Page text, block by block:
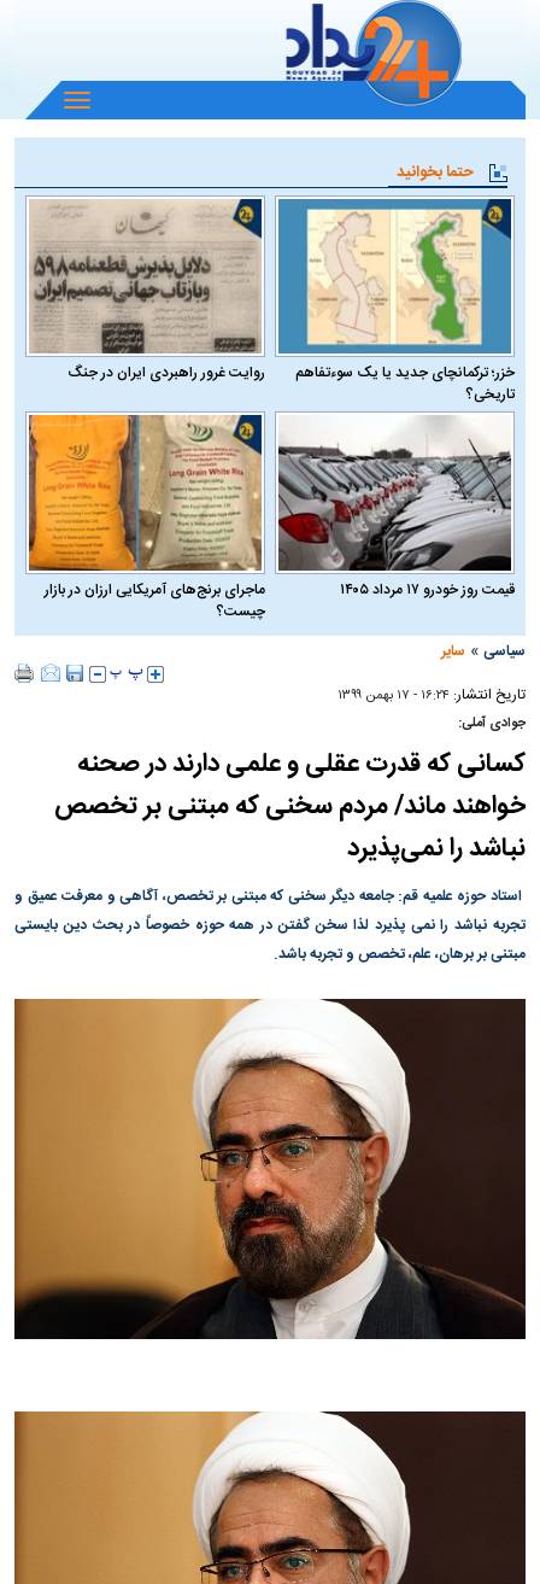
باز
و
منو
حتما بخوانید
خزر؛ ترکمانچای جدید یا یک سوءتفاهم
تاریخی؟
روایت غرور راهبردی ایران در جنگ
قیمت روز خودرو ۱۷ مرداد ۱۴۰۵
ماجرای برنج‌های آمریکایی ارزان در بازار
چیست؟
سیاسی » سایر
تاریخ انتشار: ۱۶:۲۴ - ۱۷ بهمن ۱۳۹۹
جوادی آملی:
کسانی که قدرت عقلی و علمی دارند در صحنه
خواهند ماند/ مردم سخنی که مبتنی بر تخصص
نباشد را نمی‌پذیرد
استاد حوزه علمیه قم: جامعه دیگر سخنی که مبتنی بر تخصص، آگاهی و معرفت عمیق و
تجربه نباشد را نمی پذیرد لذا سخن گفتن در همه حوزه خصوصاً در بحث دین بایستی
مبتنی بر برهان، علم، تخصص و تجربه باشد.